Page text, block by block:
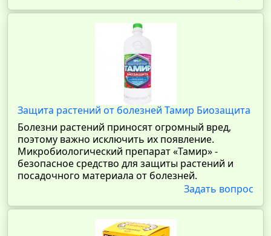
Защита растений от болезней Тамир Биозащита
Болезни растений приносят огромный вред,
поэтому важно исключить их появление.
Микробиологический препарат «Тамир» -
безопасное средство для защиты растений и
посадочного материала от болезней.
Задать вопрос